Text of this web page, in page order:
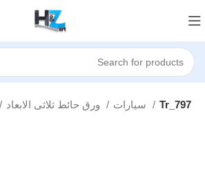
Tr_797